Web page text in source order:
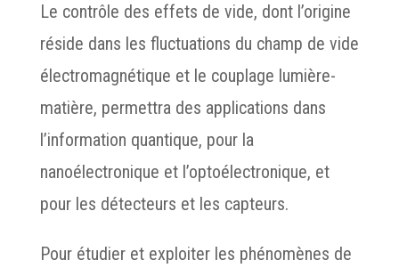
Le contrôle des effets de vide, dont l’origine
réside dans les fluctuations du champ de vide
électromagnétique et le couplage lumière-
matière, permettra des applications dans
l’information quantique, pour la
nanoélectronique et l’optoélectronique, et
pour les détecteurs et les capteurs.
Pour étudier et exploiter les phénomènes de